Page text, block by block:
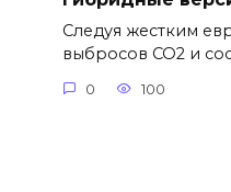
Следуя жестким
выбросов CO2 и
0 100